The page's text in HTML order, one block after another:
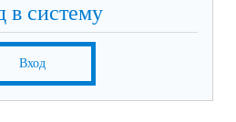
в систему
Вход